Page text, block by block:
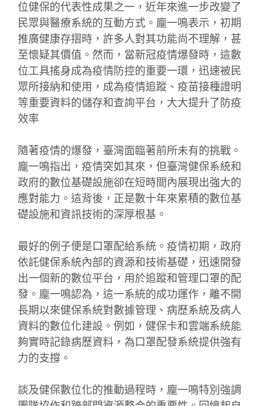
位健保的代表性成果之一，近年來進一步改變了
民眾與醫療系統的互動方式。龐一鳴表示，初期
推廣健康存摺時，許多人對其功能尚不理解，甚
至懷疑其價值。然而，當新冠疫情爆發時，這數
位工具搖身成為疫情防控的重要一環，迅速被民
眾所接納和使用，成為疫情追蹤、疫苗接種證明
等重要資料的儲存和查詢平台，大大提升了防疫
效率
隨著疫情的爆發，臺灣面臨著前所未有的挑戰。
龐一鳴指出，疫情突如其來，但臺灣健保系統和
政府的數位基礎設施卻在短時間內展現出強大的
應對能力。這背後，正是數十年來累積的數位基
礎設施和資訊技術的深厚根基。
最好的例子便是口罩配給系統。疫情初期，政府
依託健保系統內部的資源和技術基礎，迅速開發
出一個新的數位平台，用於追蹤和管理口罩的配
發。龐一鳴認為，這一系統的成功運作，離不開
長期以來健保系統對數據管理、病歷系統及病人
資料的數位化建設。例如，健保卡和雲端系統能
夠實時記錄病歷資料，為口罩配發系統提供強有
力的支撐。
談及健保數位化的推動過程時，龐一鳴特別強調